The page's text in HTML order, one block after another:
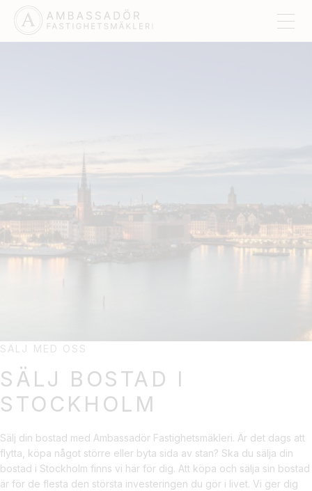
SÄLJ MED OSS
SÄLJ BOSTAD I
STOCKHOLM
Sälj din bostad med Ambassadör Fastighetsmäkleri. Är det dags att
flytta, köpa något större eller byta sida av stan? Ska du sälja din
bostad i Stockholm finns vi här för dig. Att köpa och sälja sin bostad
är för de flesta den största investeringen du gör i livet. Vi ger dig